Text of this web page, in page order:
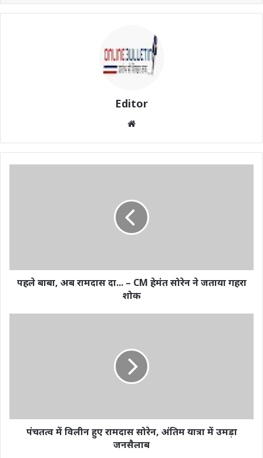
Editor
Website
पहले बाबा, अब रामदास दा... – CM हेमंत सोरेन ने जताया गहरा
शोक
पंचतत्व में विलीन हुए रामदास सोरेन, अंतिम यात्रा में उमड़ा
जनसैलाब